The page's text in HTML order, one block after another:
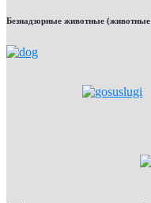
Безнадзорные животные (животные